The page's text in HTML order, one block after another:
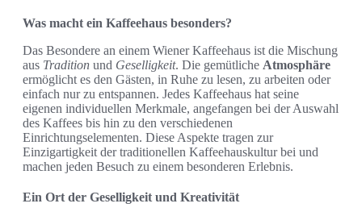
Was macht ein Kaffeehaus besonders?
Das Besondere an einem Wiener Kaffeehaus ist die Mischung
aus Tradition und Geselligkeit. Die gemütliche Atmosphäre
ermöglicht es den Gästen, in Ruhe zu lesen, zu arbeiten oder
einfach nur zu entspannen. Jedes Kaffeehaus hat seine
eigenen individuellen Merkmale, angefangen bei der Auswahl
des Kaffees bis hin zu den verschiedenen
Einrichtungselementen. Diese Aspekte tragen zur
Einzigartigkeit der traditionellen Kaffeehauskultur bei und
machen jeden Besuch zu einem besonderen Erlebnis.
Ein Ort der Geselligkeit und Kreativität